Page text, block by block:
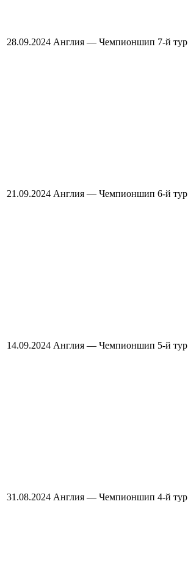
28.09.2024 Англия — Чемпионшип 7-й тур
21.09.2024 Англия — Чемпионшип 6-й тур
14.09.2024 Англия — Чемпионшип 5-й тур
31.08.2024 Англия — Чемпионшип 4-й тур